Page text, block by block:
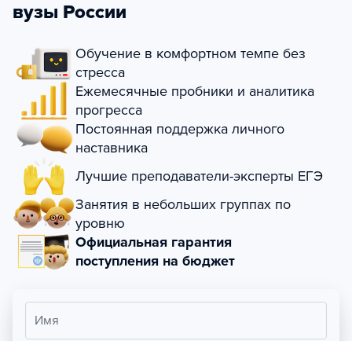
вузы России
Обучение в комфортном темпе без
стресса
Ежемесячные пробники и аналитика
прогресса
Постоянная поддержка личного
наставника
Лучшие преподаватели-эксперты ЕГЭ
Занятия в небольших группах по
уровню
Официальная гарантия
поступления на бюджет
Имя